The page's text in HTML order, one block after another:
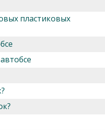
пластиковых